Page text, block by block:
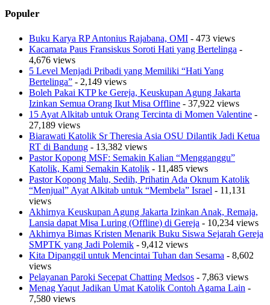
Populer
Buku Karya RP Antonius Rajabana, OMI - 473 views
Kacamata Paus Fransiskus Soroti Hati yang Bertelinga -
4,676 views
5 Level Menjadi Pribadi yang Memiliki “Hati Yang
Bertelinga” - 2,149 views
Boleh Pakai KTP ke Gereja, Keuskupan Agung Jakarta
Izinkan Semua Orang Ikut Misa Offline - 37,922 views
15 Ayat Alkitab untuk Orang Tercinta di Momen Valentine -
27,189 views
Biarawati Katolik Sr Theresia Asia OSU Dilantik Jadi Ketua
RT di Bandung - 13,382 views
Pastor Kopong MSF: Semakin Kalian “Mengganggu”
Katolik, Kami Semakin Katolik - 11,485 views
Pastor Kopong Malu, Sedih, Prihatin Ada Oknum Katolik
“Menjual” Ayat Alkitab untuk “Membela” Israel - 11,131
views
Akhirnya Keuskupan Agung Jakarta Izinkan Anak, Remaja,
Lansia dapat Misa Luring (Offline) di Gereja - 10,234 views
Akhirnya Bimas Kristen Menarik Buku Siswa Sejarah Gereja
SMPTK yang Jadi Polemik - 9,412 views
Kita Dipanggil untuk Mencintai Tuhan dan Sesama - 8,602
views
Pelayanan Paroki Secepat Chatting Medsos - 7,863 views
Menag Yaqut Jadikan Umat Katolik Contoh Agama Lain -
7,580 views